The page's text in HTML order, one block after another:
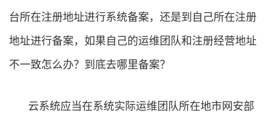
台所在注册地址进行系统备案，还是到自己所在注册
地址进行备案，如果自己的运维团队和注册经营地址
不一致怎么办？到底去哪里备案？
云系统应当在系统实际运维团队所在地市网安部